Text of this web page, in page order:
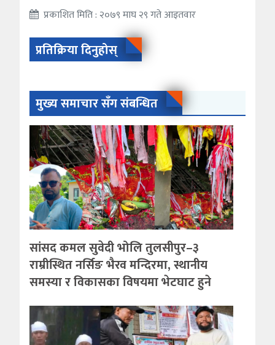
प्रकाशित मिति : २०७९ माघ २९ गते आइतवार
प्रतिक्रिया दिनुहोस्
मुख्य समाचार सँग संबन्धित
सांसद कमल सुवेदी भोलि तुलसीपुर–३
राम्रीस्थित नर्सिङ भैरव मन्दिरमा, स्थानीय
समस्या र विकासका विषयमा भेटघाट हुने